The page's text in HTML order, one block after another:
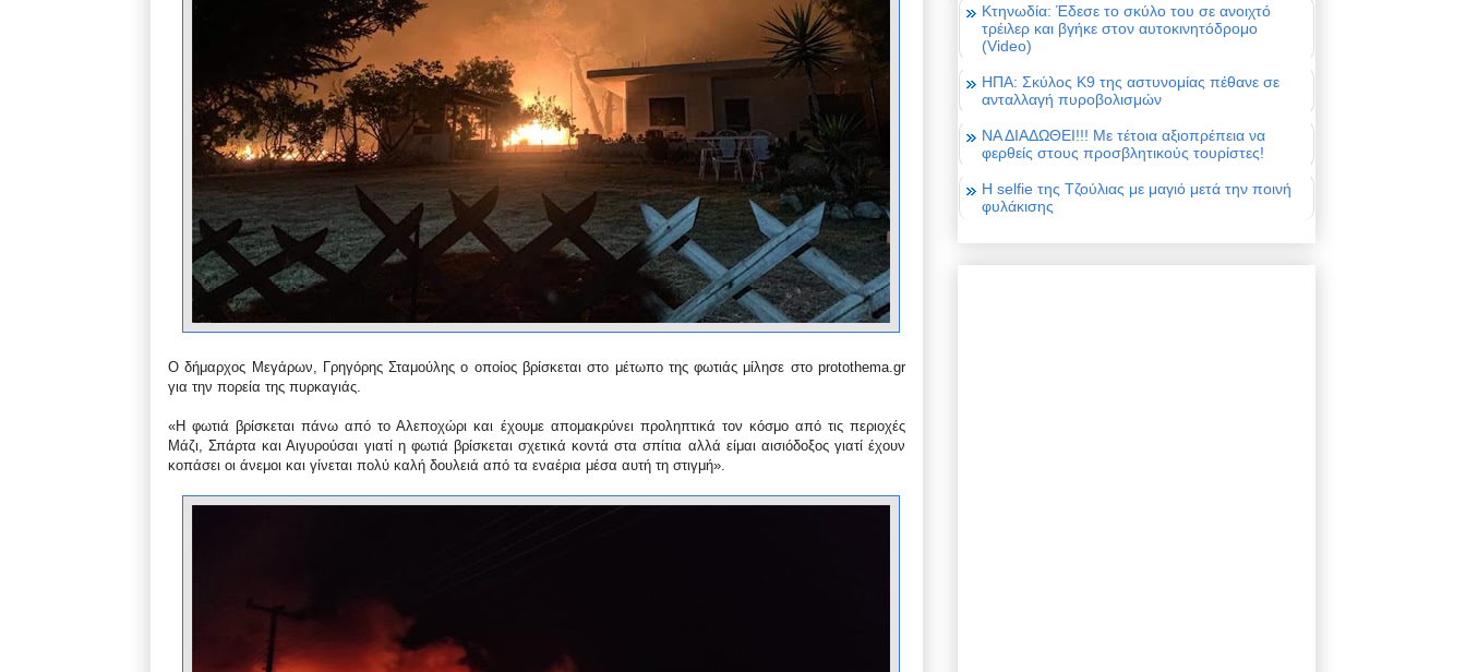
Ο δήμαρχος Μεγάρων, Γρηγόρης Σταμούλης ο οποίος βρίσκεται στο μέτωπο της φωτιάς μίλησε στο protothema.gr
για την πορεία της πυρκαγιάς.
«Η φωτιά βρίσκεται πάνω από το Αλεποχώρι και έχουμε απομακρύνει προληπτικά τον κόσμο από τις περιοχές
Μάζι, Σπάρτα και Αιγυρούσαι γιατί η φωτιά βρίσκεται σχετικά κοντά στα σπίτια αλλά είμαι αισιόδοξος γιατί έχουν
κοπάσει οι άνεμοι και γίνεται πολύ καλή δουλειά από τα εναέρια μέσα αυτή τη στιγμή».
Κτηνωδία: Έδεσε το σκύλο του σε ανοιχτό
τρέιλερ και βγήκε στον αυτοκινητόδρομο
(Video)
ΗΠΑ: Σκύλος Κ9 της αστυνομίας πέθανε σε
ανταλλαγή πυροβολισμών
ΝΑ ΔΙΑΔΩΘΕΙ!!! Με τέτοια αξιοπρέπεια να
φερθείς στους προσβλητικούς τουρίστες!
Η selfie της Τζούλιας με μαγιό μετά την ποινή
φυλάκισης